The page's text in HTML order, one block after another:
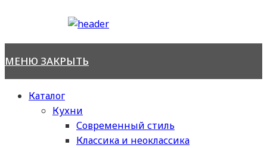
МЕНЮ ЗАКРЫТЬ
Каталог
Кухни
Современный стиль
Классика и неоклассика